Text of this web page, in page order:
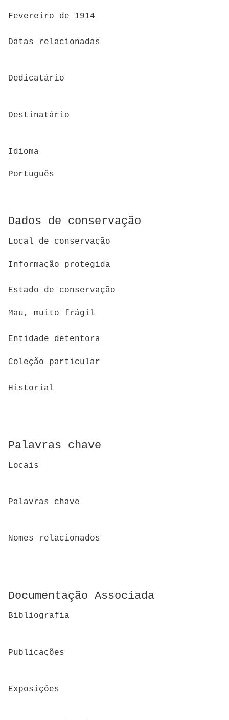
Fevereiro de 1914
Datas relacionadas
Dedicatário
Destinatário
Idioma
Português
Dados de conservação
Local de conservação
Informação protegida
Estado de conservação
Mau, muito frágil
Entidade detentora
Coleção particular
Historial
Palavras chave
Locais
Palavras chave
Nomes relacionados
Documentação Associada
Bibliografia
Publicações
Exposições